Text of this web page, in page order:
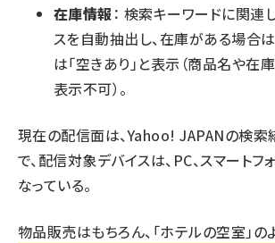
在庫情報： 検索キーワードに関連
スを自動抽出し、在庫がある場合は
は「空きあり」と表示（商品名や在
表示不可）。
現在の配信面は、Yahoo! JAPANの検
で、配信対象デバイスは、PC、スマートフ
なっている。
物品販売はもちろん、「ホテルの空室」の